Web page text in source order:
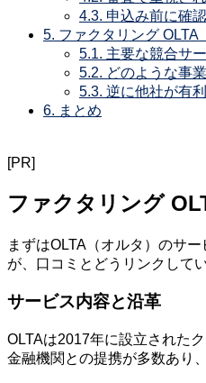
4.3. 申込み前に確
5. ファクタリング
5.1. 主要な競合サ
5.2. どのような事
5.3. 逆に他社が有
6. まとめ
[PR]
ファクタリング
まずはOLTA（オルタ）のサ
が、口コミとどうリンクして
サービス内容と沿革
OLTAは2017年に設立された
金融機関との提携が多数あり